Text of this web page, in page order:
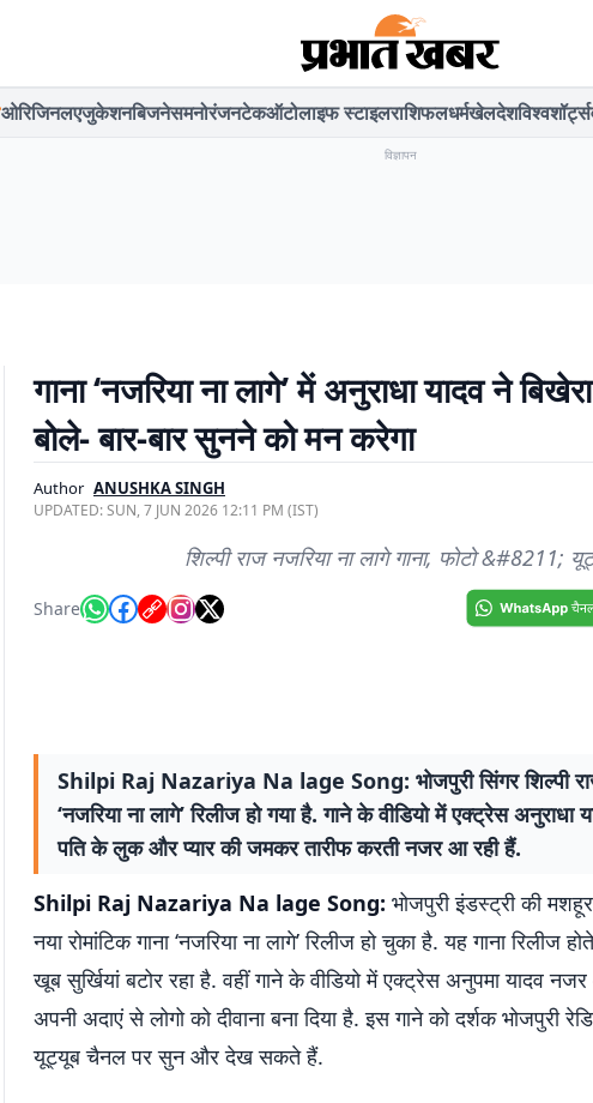
ओरिजिनलएजुकेशनबिजनेसमनोरंजनटेकऑटोलाइफ स्टाइलराशिफलधर्मखेलदेशविश्वशॉर्ट्स
विज्ञापन
गाना ‘नजरिया ना लागे’ में अनुराधा यादव ने
बोले- बार-बार सुनने को मन करेगा
Author ANUSHKA SINGH
UPDATED:SUN, 7 JUN 2026 12:11 PM (IST)
शिल्पी राज नजरिया ना लागे गाना, फोटो &#8211;
Share
Shilpi Raj Nazariya Na lage Song: भोजपुरी सिंगर शिल्पी
‘नजरिया ना लागे’ रिलीज हो गया है. गाने के वीडियो में एक्ट्रेस
पति के लुक और प्यार की जमकर तारीफ करती नजर आ रही हैं.
Shilpi Raj Nazariya Na lage Song: भोजपुरी इंडस्ट्री की
नया रोमांटिक गाना ‘नजरिया ना लागे’ रिलीज हो चुका है. यह गाना रिलीज
खूब सुर्खियां बटोर रहा है. वहीं गाने के वीडियो में एक्ट्रेस अनुपमा यादव
अपनी अदाएं से लोगो को दीवाना बना दिया है. इस गाने को दर्शक भोजपुरी
यूट्यूब चैनल पर सुन और देख सकते हैं.